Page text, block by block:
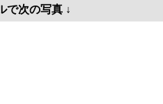
で次の写真 ↓